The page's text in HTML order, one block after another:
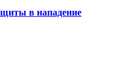
в нападение